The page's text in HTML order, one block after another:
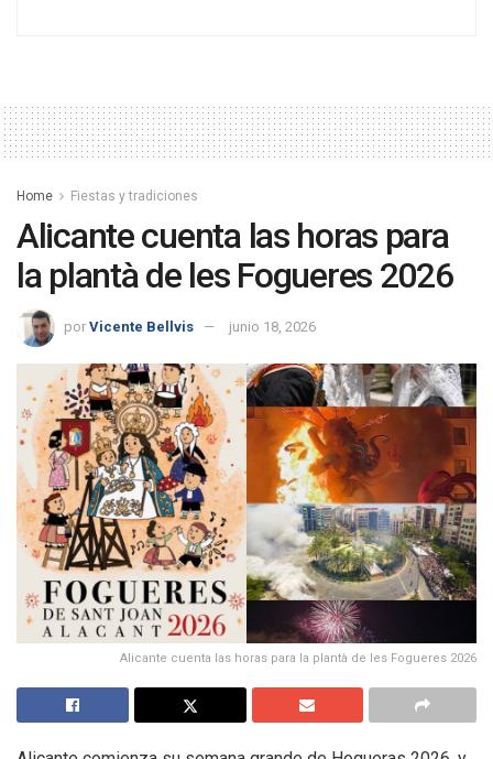
Home Fiestas y tradiciones
Alicante cuenta las horas para
la plantà de les Fogueres 2026
por Vicente Bellvis junio 18, 2026
Alicante cuenta las horas para la plantà de les Fogueres 2026